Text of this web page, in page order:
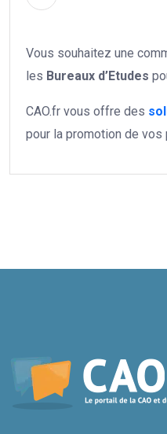
Vous souhaitez une
les Bureaux d’Etudes
CAO.fr vous offre des
pour la promotion de